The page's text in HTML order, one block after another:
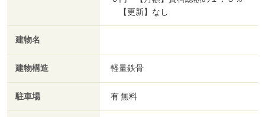
【更新】なし
建物名
建物構造 軽量鉄骨
駐車場 有 無料